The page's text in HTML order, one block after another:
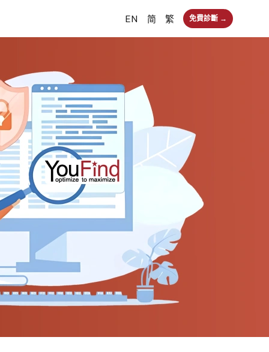
EN 简 繁 免費診斷 →